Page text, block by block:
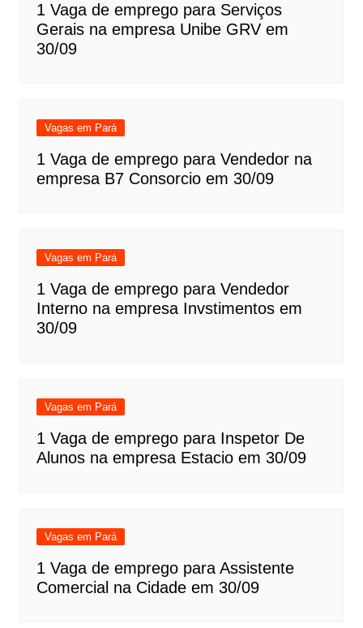
1 Vaga de emprego para Serviços
Gerais na empresa Unibe GRV em
30/09
Vagas em Pará
1 Vaga de emprego para Vendedor na
empresa B7 Consorcio em 30/09
Vagas em Pará
1 Vaga de emprego para Vendedor
Interno na empresa Invstimentos em
30/09
Vagas em Pará
1 Vaga de emprego para Inspetor De
Alunos na empresa Estacio em 30/09
Vagas em Pará
1 Vaga de emprego para Assistente
Comercial na Cidade em 30/09